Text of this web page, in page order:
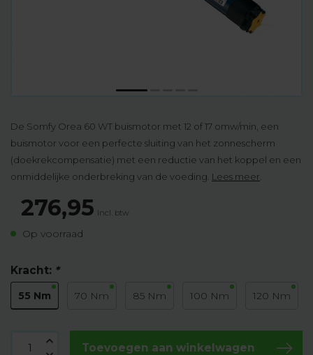
De Somfy Orea 60 WT buismotor met 12 of 17 omw/min, een
buismotor voor een perfecte sluiting van het zonnescherm
(doekrekcompensatie) met een reductie van het koppel en een
onmiddelijke onderbreking van de voeding. Lees meer
276,95 Incl. btw
Op voorraad
Kracht: *
55 Nm 70 Nm 85 Nm 100 Nm 120 Nm
Toevoegen aan winkelwagen